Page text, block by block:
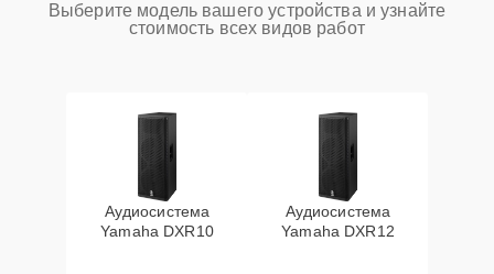
Выберите модель вашего устройства и узнайте
стоимость всех видов работ
Аудиосистема
Yamaha DXR10
Аудиосистема
Yamaha DXR12